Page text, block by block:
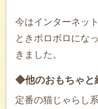
今はインターネッ
ときボロボロにな
きました。
◆他のおもちゃと
定番の猫じゃらし